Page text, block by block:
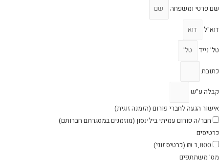
שם פרטי ומשפחה
דוא"ל
טל' נייד
כתובת
קבלה ע"ש
אישור הגעה לחברי פורום (הזמנה זוגית)
חבר/ה פורום עמיתי בילינסון (מוזמנים במסגרתם חברותם)
כרטיסים
1,800 ₪ (כרטיס זוגי)
מס' משתתפים